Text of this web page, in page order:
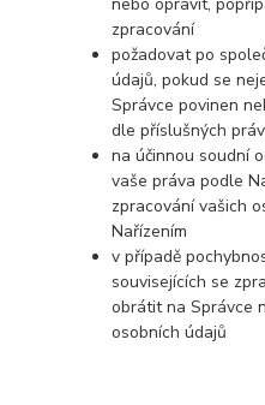
zpracování
požadovat po
údajů, pokud se
Správce povinen
dle příslušných
na účinnou soudní
vaše práva podle
zpracování vašich
Nařízením
v případě
souvisejících se
obrátit na Správce
osobních údajů